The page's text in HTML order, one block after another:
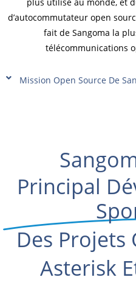
plus utilisé au monde, et
d’autocommutateur open
fait de Sangoma la
télécommunications
Mission Open Source De
Principal
Des Projets
Asterisk